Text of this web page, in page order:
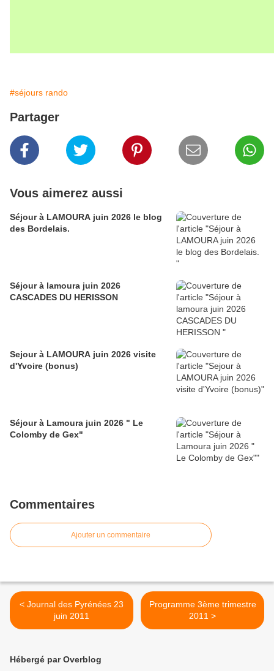
#séjours rando
Partager
Vous aimerez aussi
Séjour à LAMOURA juin 2026 le blog
des Bordelais.
Séjour à lamoura juin 2026
CASCADES DU HERISSON
Sejour à LAMOURA juin 2026 visite
d'Yvoire (bonus)
Séjour à Lamoura juin 2026 " Le
Colomby de Gex"
Commentaires
Ajouter un commentaire
< Journal des Pyrénées 23
juin 2011
Programme 3ème trimestre
2011 >
Hébergé par Overblog